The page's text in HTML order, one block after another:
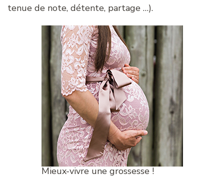
tenue de note, détente, partage …).
Mieux-vivre une grossesse !